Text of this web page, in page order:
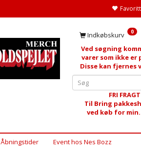
Indkøbskurv 0
Ved søgning
varer som ikke er
Disse kan fjernes
FRI FRAGT
Til Bring
ved køb for min.
Åbningstider Event hos Nes Bozz